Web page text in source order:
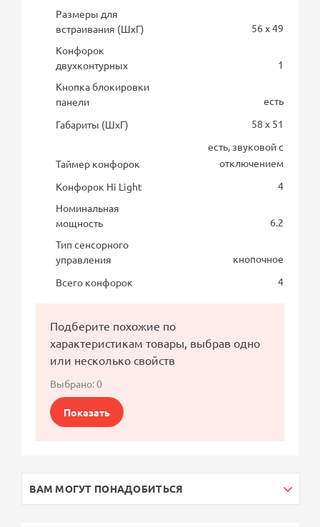
Размеры для
встраивания (ШхГ)
56 x 49
Конфорок
двухконтурных
1
Кнопка блокировки
панели
есть
Габариты (ШхГ)
58 x 51
Таймер конфорок
есть, звуковой с
отключением
Конфорок Hi Light
4
Номинальная
мощность
6.2
Тип сенсорного
управления
кнопочное
Всего конфорок
4
Подберите похожие по
характеристикам товары, выбрав одно
или несколько свойств
Выбрано:0
Показать
ВАМ МОГУТ ПОНАДОБИТЬСЯ